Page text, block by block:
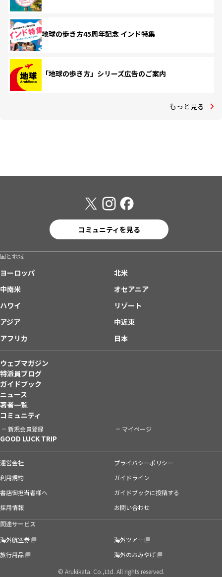
地球の歩き方45周年記念 インド特集
「地球の歩き方」シリーズ広告のご案内
もっと見る
コミュニティを見る
国と地域
ヨーロッパ
北米
中南米
オセアニア
ハワイ
リゾート
アジア
中近東
アフリカ
日本
ウェブマガジン
特派員ブログ
ガイドブック
ニュース
著者一覧
コミュニティ
新規会員登録 マイページ
GOOD LUCK TRIP
運営会社
プライバシーポリシー
利用規約
ガイドライン
書店御担当者様へ
ガイドブックに投稿する
採用情報
お問い合わせ
関連サービス
海外航空券
海外ツアー
旅行用品
海外のおみやげ
© Arukikata. Co.,Ltd. All rights reserved.